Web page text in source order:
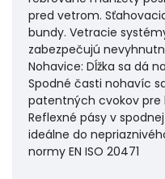
pred vetrom.
bundy. Vetracie
zabezpečujú
Nohavice: Dĺžka sa dá
Spodné časti nohavíc
patentných cvokov pre
Reflexné pásy v
ideálne do
normy EN ISO 20471